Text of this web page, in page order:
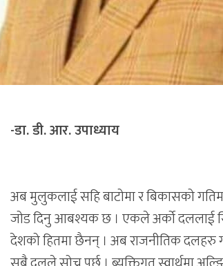
-डा. डी. आर. उपाध्याय
अब मुलुकलाई सहि बाटोमा र बिकासको
जोड दिनु आबश्यक छ । एकले अर्को
देशको हितमा छैनन् । अब राजनीतिक दलहरु